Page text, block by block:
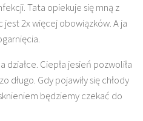
Tata opiekuje się mną z
jest 2x więcej obowiązków. A ja
Ciepła jesień pozwoliła
długo. Gdy pojawiły się chłody
będziemy czekać do